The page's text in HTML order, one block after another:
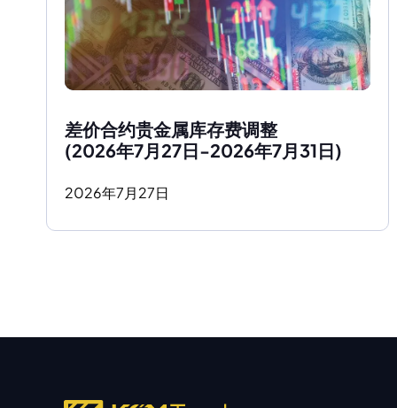
差价合约贵金属库存费调整
(2026年7月27日-2026年7月31日)
2026年7月27日